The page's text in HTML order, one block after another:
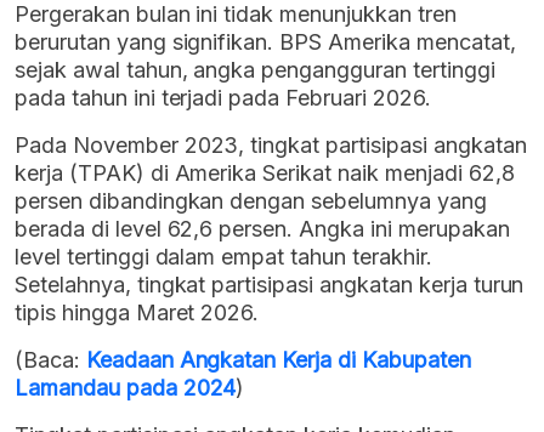
Pergerakan bulan ini tidak menunjukkan tren
berurutan yang signifikan. BPS Amerika mencatat,
sejak awal tahun, angka pengangguran tertinggi
pada tahun ini terjadi pada Februari 2026.
Pada November 2023, tingkat partisipasi angkatan
kerja (TPAK) di Amerika Serikat naik menjadi 62,8
persen dibandingkan dengan sebelumnya yang
berada di level 62,6 persen. Angka ini merupakan
level tertinggi dalam empat tahun terakhir.
Setelahnya, tingkat partisipasi angkatan kerja turun
tipis hingga Maret 2026.
(Baca: Keadaan Angkatan Kerja di Kabupaten
Lamandau pada 2024)